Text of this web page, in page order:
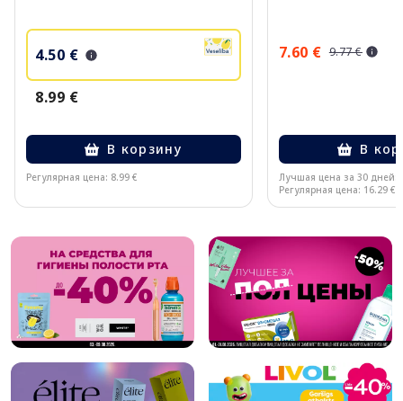
4.50 €
8.99 €
В корзину
Регулярная цена: 8.99 €
7.60 € 9.77 €
В
Лучшая цена за 30 дней:
Регулярная цена: 16.29 €